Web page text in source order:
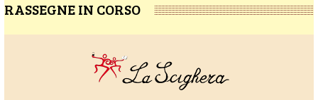
RASSEGNE IN CORSO